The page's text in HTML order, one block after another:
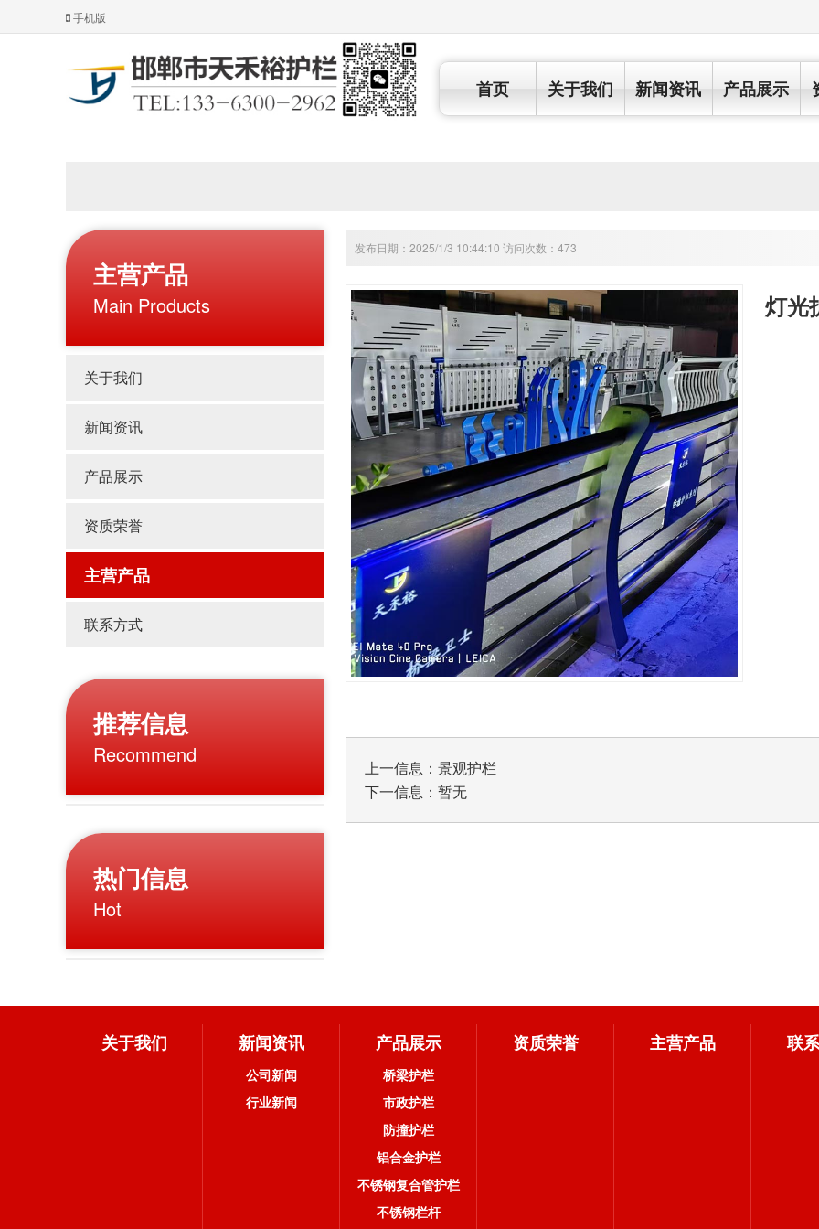
手机版
首页 关于我们 新闻资讯 产品展示
主营产品
Main Products
关于我们
新闻资讯
产品展示
资质荣誉
主营产品
联系方式
推荐信息
Recommend
热门信息
Hot
发布日期：2025/1/3 10:44:10 访问次数：473
灯光
上一信息： 景观护栏
下一信息：暂无
关于我们 新闻资讯
公司新闻
行业新闻
产品展示
桥梁护栏
市政护栏
防撞护栏
铝合金护栏
不锈钢复合管护栏
不锈钢栏杆
资质荣誉 主营产品 联